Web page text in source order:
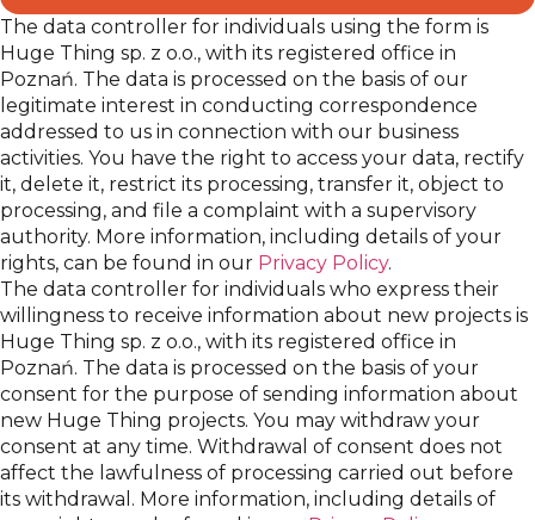
The data controller for individuals using the form is
Huge Thing sp. z o.o., with its registered office in
Poznań. The data is processed on the basis of our
legitimate interest in conducting correspondence
addressed to us in connection with our business
activities. You have the right to access your data, rectify
it, delete it, restrict its processing, transfer it, object to
processing, and file a complaint with a supervisory
authority. More information, including details of your
rights, can be found in our Privacy Policy.
The data controller for individuals who express their
willingness to receive information about new projects is
Huge Thing sp. z o.o., with its registered office in
Poznań. The data is processed on the basis of your
consent for the purpose of sending information about
new Huge Thing projects. You may withdraw your
consent at any time. Withdrawal of consent does not
affect the lawfulness of processing carried out before
its withdrawal. More information, including details of